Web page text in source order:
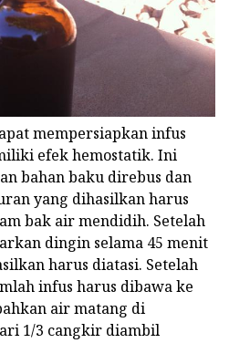
mempersiapkan infus
efek hemostatik. Ini
bahan baku direbus dan
yang dihasilkan harus
bak air mendidih. Setelah
dingin selama 45 menit
harus diatasi. Setelah
infus harus dibawa ke
air matang di
1/3 cangkir diambil